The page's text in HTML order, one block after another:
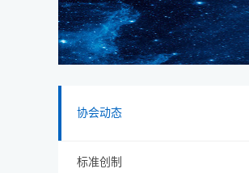
协会动态
标准创制